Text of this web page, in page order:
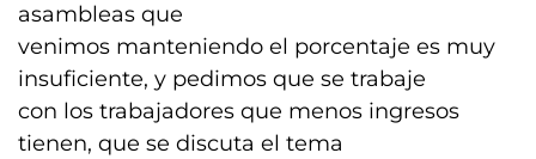
asambleas que
venimos manteniendo el porcentaje es muy
insuficiente, y pedimos que se trabaje
con los trabajadores que menos ingresos
tienen, que se discuta el tema